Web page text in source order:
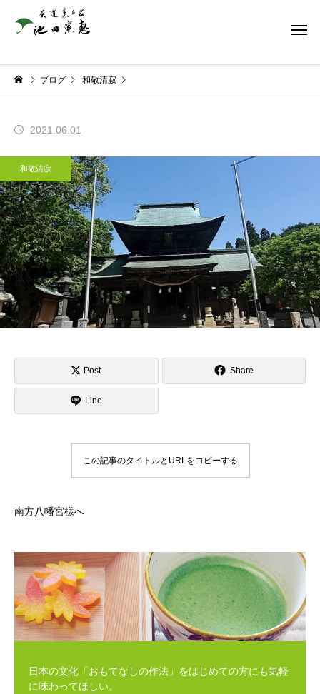
ブログ 和敬清寂
2021.06.01
和敬清寂
Post Share
Line
この記事のタイトルとURLをコピーする
南方八幡宮様へ
日本の文化「おもてなしの作法」をはじめての方にも気軽
に味わってほしい。